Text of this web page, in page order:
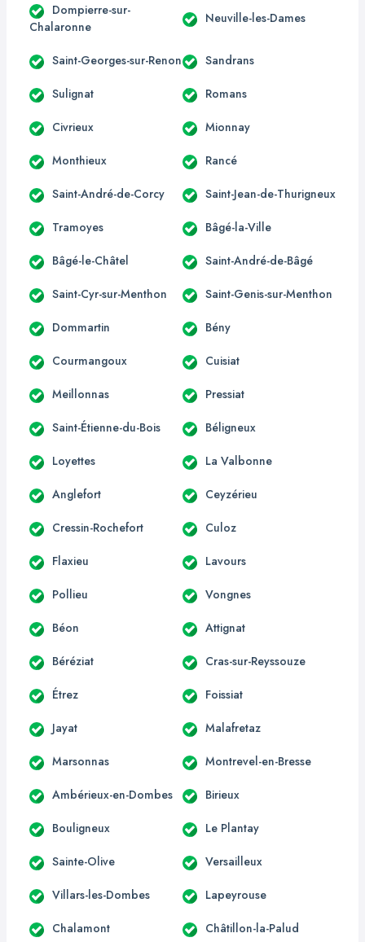
Dompierre-sur-
Chalaronne
Neuville-les-Dames
Saint-Georges-sur-Renon Sandrans
Sulignat Romans
Civrieux Mionnay
Monthieux Rancé
Saint-André-de-Corcy Saint-Jean-de-Thurigneux
Tramoyes Bâgé-la-Ville
Bâgé-le-Châtel Saint-André-de-Bâgé
Saint-Cyr-sur-Menthon Saint-Genis-sur-Menthon
Dommartin Bény
Courmangoux Cuisiat
Meillonnas Pressiat
Saint-Étienne-du-Bois Béligneux
Loyettes La Valbonne
Anglefort Ceyzérieu
Cressin-Rochefort Culoz
Flaxieu Lavours
Pollieu Vongnes
Béon Attignat
Béréziat Cras-sur-Reyssouze
Étrez Foissiat
Jayat Malafretaz
Marsonnas Montrevel-en-Bresse
Ambérieux-en-Dombes Birieux
Bouligneux Le Plantay
Sainte-Olive Versailleux
Villars-les-Dombes Lapeyrouse
Chalamont Châtillon-la-Palud